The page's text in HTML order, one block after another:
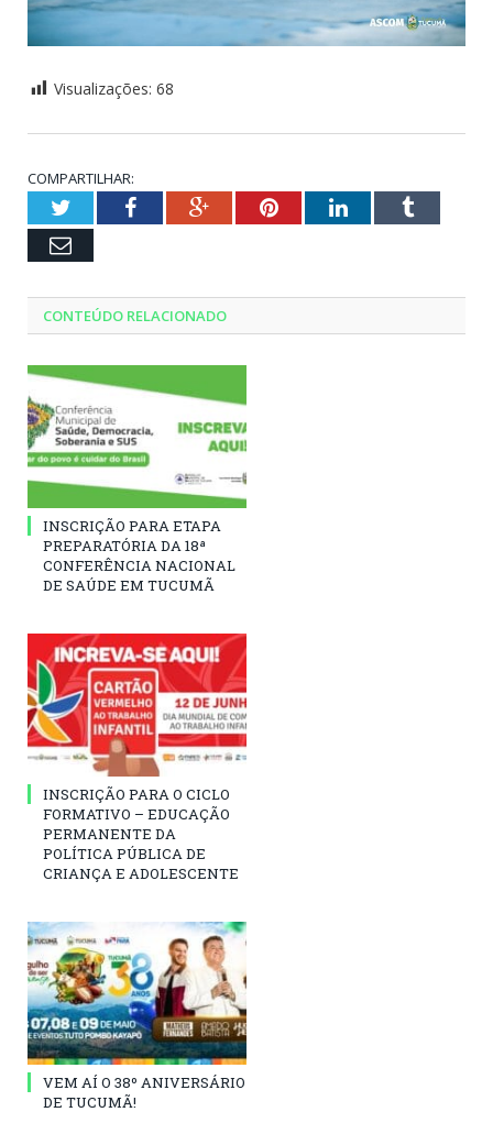
Visualizações: 68
COMPARTILHAR:
TwitterFacebookGoogle+PinterestLinkedInTumblr
Email
CONTEÚDO RELACIONADO
INSCRIÇÃO PARA ETAPA
PREPARATÓRIA DA 18ª
CONFERÊNCIA NACIONAL
DE SAÚDE EM TUCUMÃ
INSCRIÇÃO PARA O CICLO
FORMATIVO – EDUCAÇÃO
PERMANENTE DA
POLÍTICA PÚBLICA DE
CRIANÇA E ADOLESCENTE
VEM AÍ O 38º ANIVERSÁRIO
DE TUCUMÃ!